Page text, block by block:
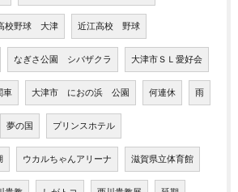
校野球 大津 近江高校 野球
なぎさ公園 シバザクラ 大津市ＳＬ愛好会
車 大津市 におの浜 公園 何連休 雨
夢の国 プリンスホテル
ウカルちゃんアリーナ 滋賀県立体育館